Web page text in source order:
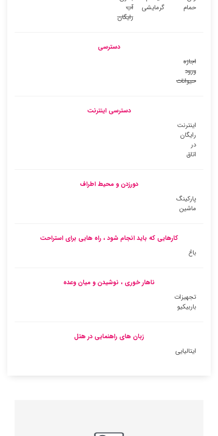
حمام
گرمایشی
آب
رایگان
دسترسی
اجازه
ورود
حیوانات
دسترسی اینترنت
اینترنت
رایگان
در
اتاق
دورزدن و محیط اطراف
پارکینگ
ماشین
کارهایی که باید انجام شود ، راه هایی برای استراحت
باغ
ناهار خوری ، نوشیدن و میان وعده
تجهیزات
باربیکیو
زبان های راهنمایی در هتل
ایتالیایی